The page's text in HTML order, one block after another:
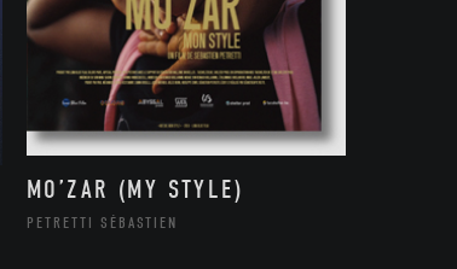
MO’ZAR (MY STYLE)
PETRETTI SÉBASTIEN